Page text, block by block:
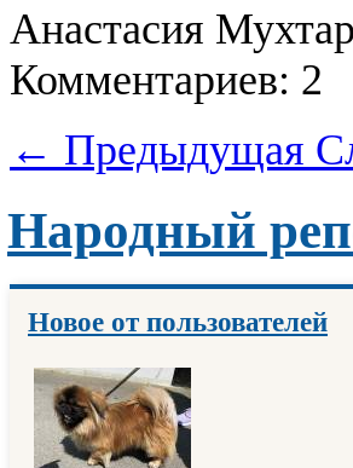
Анастасия
Комментариев: 2
← Предыдущая
Народный
Новое от пользователей